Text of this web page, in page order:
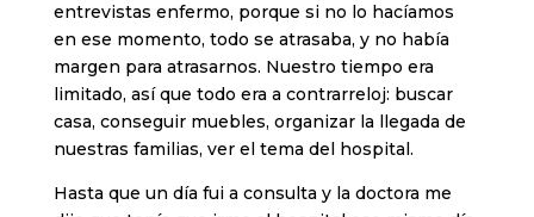
entrevistas enfermo, porque si no lo hacíamos
en ese momento, todo se atrasaba, y no había
margen para atrasarnos. Nuestro tiempo era
limitado, así que todo era a contrarreloj: buscar
casa, conseguir muebles, organizar la llegada de
nuestras familias, ver el tema del hospital.
Hasta que un día fui a consulta y la doctora me